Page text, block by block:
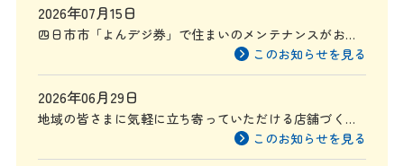
2026年07月15日
四日市市「よんデジ券」で住まいのメンテナンスがお得
このお知らせを見る
2026年06月29日
地域の皆さまに気軽に立ち寄っていただける店舗づくり
このお知らせを見る